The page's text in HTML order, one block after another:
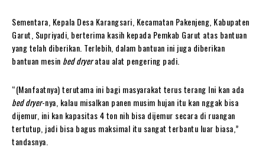
Sementara, Kepala Desa Karangsari, Kecamatan Pakenjeng, Kabupaten
Garut, Supriyadi, berterima kasih kepada Pemkab Garut atas bantuan
yang telah diberikan. Terlebih, dalam bantuan ini juga diberikan
bantuan mesin bed dryeratau alat pengering padi.
“(Manfaatnya) terutama ini bagi masyarakat terus terang Ini kan ada
bed dryer-nya, kalau misalkan panen musim hujan itu kan nggak bisa
dijemur, ini kan kapasitas 4 ton nih bisa dijemur secara di ruangan
tertutup, jadi bisa bagus maksimal itu sangat terbantu luar biasa,”
tandasnya.